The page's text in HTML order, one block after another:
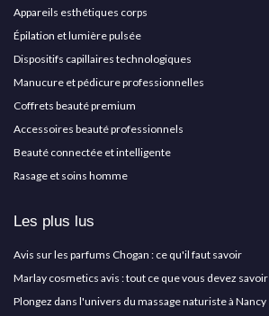
Appareils esthétiques corps
Épilation et lumière pulsée
Dispositifs capillaires technologiques
Manucure et pédicure professionnelles
Coffrets beauté premium
Accessoires beauté professionnels
Beauté connectée et intelligente
Rasage et soins homme
Les plus lus
Avis sur les parfums Chogan : ce qu'il faut savoir
Marlay cosmetics avis : tout ce que vous devez savoir
Plongez dans l'univers du massage naturiste à Nancy